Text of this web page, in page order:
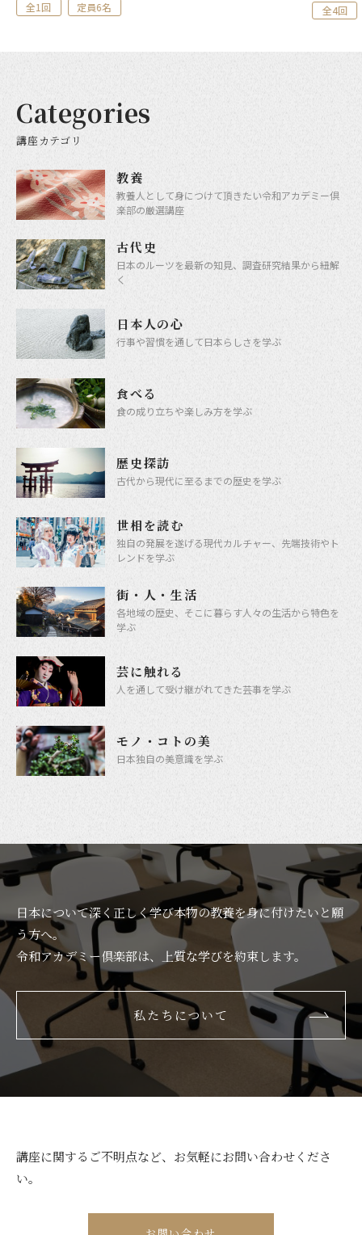
全1回 定員6名 全4回
Categories
講座カテゴリ
教養
教養人として身につけて頂きたい令和アカデミー倶
楽部の厳選講座
古代史
日本のルーツを最新の知見、調査研究結果から紐解
く
日本人の心
行事や習慣を通して日本らしさを学ぶ
食べる
食の成り立ちや楽しみ方を学ぶ
歴史探訪
古代から現代に至るまでの歴史を学ぶ
世相を読む
独自の発展を遂げる現代カルチャー、先端技術やト
レンドを学ぶ
街・人・生活
各地域の歴史、そこに暮らす人々の生活から特色を
学ぶ
芸に触れる
人を通して受け継がれてきた芸事を学ぶ
モノ・コトの美
日本独自の美意識を学ぶ
日本について深く正しく学び本物の教養を身に付けたいと願
う方へ。
令和アカデミー倶楽部は、上質な学びを約束します。
私たちについて
講座に関するご不明点など、お気軽にお問い合わせくださ
い。